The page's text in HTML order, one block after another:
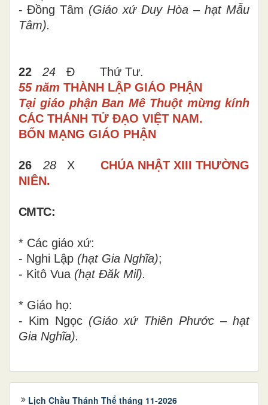
- Đồng Tâm (Giáo xứDuy Hòa –hạt Mẫu
Tâm).
22 24 Đ Thứ Tư.
55 năm THÀNH LẬP GIÁO PHẬN
Tại giáo phận Ban Mê Thuột mừng kính
CÁC THÁNH TỬ ĐẠO VIỆT NAM.
BỔN MẠNG GIÁO PHẬN
26 28XCHÚA NHẬT XIII THƯỜNG
NIÊN.
CMTC:
* Các giáo xứ:
- Nghi Lập (hạt Gia Nghĩa);
- Kitô Vua (hạt Đăk Mil).
* Giáo họ:
- Kim Ngọc (Giáo xứThiên Phước – hạt
Gia Nghĩa).
Lịch Chầu Thánh Thể tháng 11-2026